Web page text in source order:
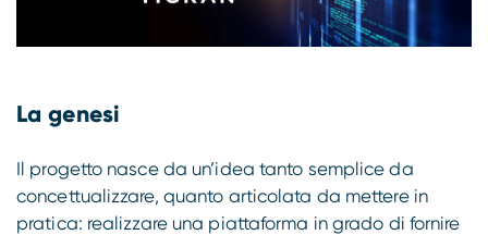
La genesi
Il progetto nasce da un’idea tanto semplice da
concettualizzare, quanto articolata da mettere in
pratica: realizzare una piattaforma in grado di fornire